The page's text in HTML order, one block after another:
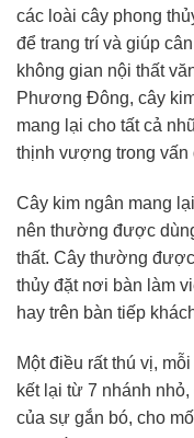
các loài cây phong
để trang trí và giúp
không gian nội thất
Phương Đông, cây
mang lại cho tất cả
thịnh vượng trong vấn
Cây kim ngân mang
nên thường được
thất. Cây thường
thủy đặt nơi bàn làm
hay trên bàn tiếp
Một điều rất thú vị,
kết lại từ 7 nhánh
của sự gắn bó, cho